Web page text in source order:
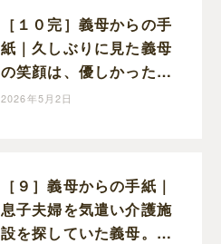
［１０完］義母からの手
紙｜久しぶりに見た義母
の笑顔は、優しかった頃
と変わらぬ笑顔だった
2026年5月2日
［９］義母からの手紙｜
息子夫婦を気遣い介護施
設を探していた義母。も